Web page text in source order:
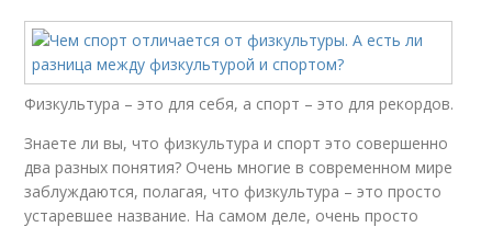
Физкультура – это для себя, а спорт – это для рекордов.
Знаете ли вы, что физкультура и спорт это совершенно
два разных понятия? Очень многие в современном мире
заблуждаются, полагая, что физкультура – это просто
устаревшее название. На самом деле, очень просто